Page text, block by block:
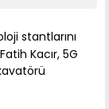
stantlarını
Kacır, 5G